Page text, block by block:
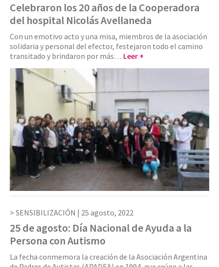
Celebraron los 20 años de la Cooperadora
del hospital Nicolás Avellaneda
Con un emotivo acto y una misa, miembros de la asociación
solidaria y personal del efector, festejaron todo el camino
transitado y brindaron por más… Leer +
SENSIBILIZACIÓN | 25 agosto, 2022
25 de agosto: Día Nacional de Ayuda a la
Persona con Autismo
La fecha conmemora la creación de la Asociación Argentina